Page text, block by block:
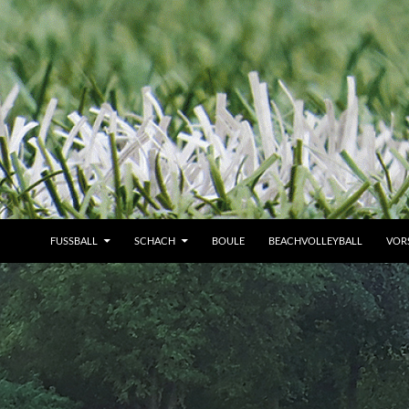
FUSSBALL SCHACH BOULE BEACHVOLLEYBALL